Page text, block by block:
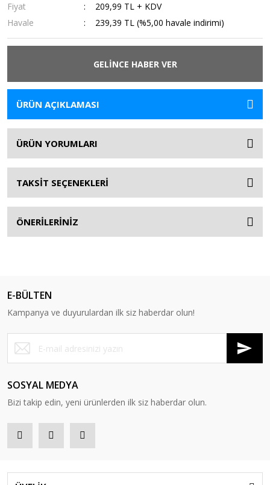
Fiyat
209,99 TL + KDV
Havale
239,39 TL (%5,00 havale indirimi)
GELİNCE HABER VER
ÜRÜN AÇIKLAMASI
ÜRÜN YORUMLARI
TAKSİT SEÇENEKLERİ
ÖNERİLERİNİZ
E-BÜLTEN
Kampanya ve duyurulardan ilk siz haberdar olun!
SOSYAL MEDYA
Bizi takip edin, yeni ürünlerden ilk siz haberdar olun.